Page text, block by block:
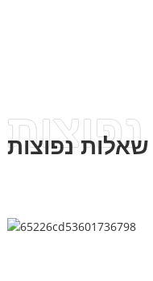
שאלות נפוצות